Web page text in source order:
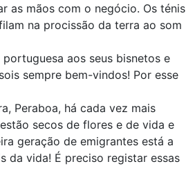
as mãos com o negócio. Os ténis
na procissão da terra ao som
aos seus bisnetos e
sempre bem-vindos! Por esse
Peraboa, há cada vez mais
secos de flores e de vida e
geração de emigrantes está a
da vida! É preciso registar essas